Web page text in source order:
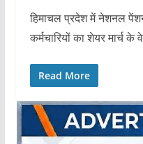
हिमाचल प्रदेश में नेशनल
कर्मचारियों का शेयर मार्च
Read More